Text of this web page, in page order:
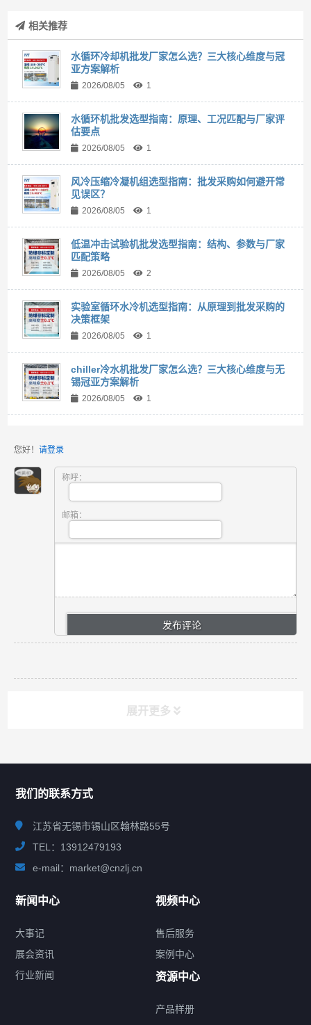
相关推荐
水循环冷却机批发厂家怎么选？三大核心维度与冠
亚方案解析
2026/08/05 1
水循环机批发选型指南：原理、工况匹配与厂家评
估要点
2026/08/05 1
风冷压缩冷凝机组选型指南：批发采购如何避开常
见误区？
2026/08/05 1
低温冲击试验机批发选型指南：结构、参数与厂家
匹配策略
2026/08/05 2
实验室循环水冷机选型指南：从原理到批发采购的
决策框架
2026/08/05 1
chiller冷水机批发厂家怎么选？三大核心维度与无
锡冠亚方案解析
2026/08/05 1
您好！ 请登录
称呼：
邮箱：
展开更多
我们的联系方式
江苏省无锡市锡山区翰林路55号
TEL：13912479193
e-mail：market@cnzlj.cn
新闻中心
大事记
展会资讯
行业新闻
视频中心
售后服务
案例中心
资源中心
产品样册